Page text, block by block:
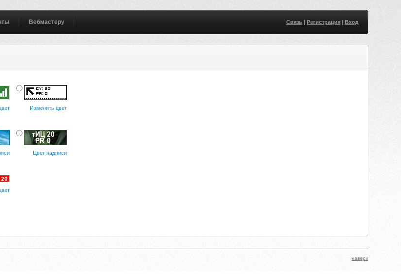
Вебмастеру Связь| Регистрация| Вход
Изменить цвет
Цвет надписи
наверх